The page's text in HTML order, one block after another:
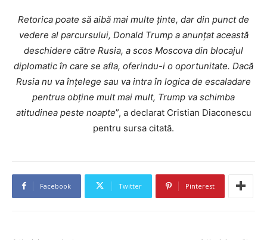
Retorica poate să aibă mai multe ținte, dar din punct de
vedere al parcursului, Donald Trump a anunțat această
deschidere către Rusia, a scos Moscova din blocajul
diplomatic în care se afla, oferindu-i o oportunitate. Dacă
Rusia nu va înțelege sau va intra în logica de escaladare
pentrua obține mult mai mult, Trump va schimba
atitudinea peste noapte”, a declarat Cristian Diaconescu
pentru sursa citată.
Facebook Twitter Pinterest